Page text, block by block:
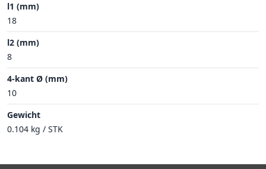
l1 (mm)
18
l2 (mm)
8
4-kant Ø (mm)
10
Gewicht
0.104 kg / STK